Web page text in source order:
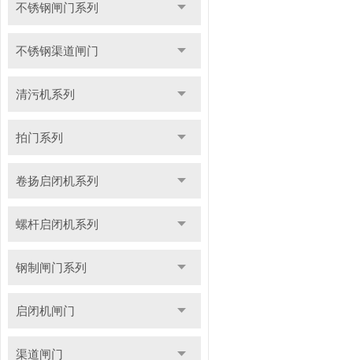
不锈钢闸门系列
不锈钢渠道闸门
清污机系列
拍门系列
卷扬启闭机系列
螺杆启闭机系列
钢制闸门系列
启闭机闸门
渠道闸门